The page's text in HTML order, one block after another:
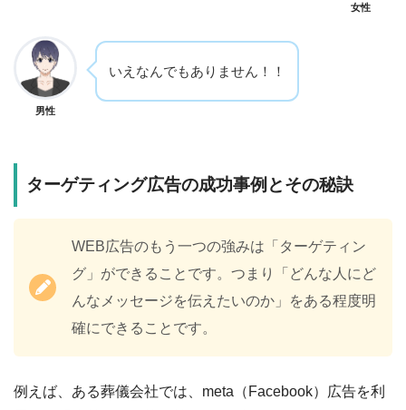
女性
男性
いえなんでもありません！！
ターゲティング広告の成功事例とその秘訣
WEB広告のもう一つの強みは「ターゲティン
グ」ができることです。つまり「どんな人にど
んなメッセージを伝えたいのか」をある程度明
確にできることです。
例えば、ある葬儀会社では、meta（Facebook）広告を利